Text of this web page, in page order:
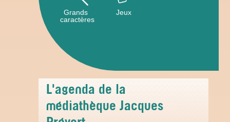
Grands
caractères
Jeux
L'agenda de la
médiathèque Jacques